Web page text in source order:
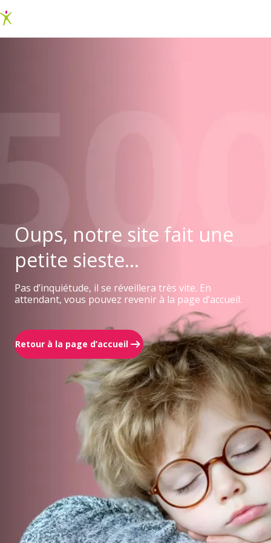
Oups, notre site fait une
petite sieste...
Pas d’inquiétude, il se réveillera très vite. En
attendant, vous pouvez revenir à la page d’accueil.
Retour à la page d’accueil